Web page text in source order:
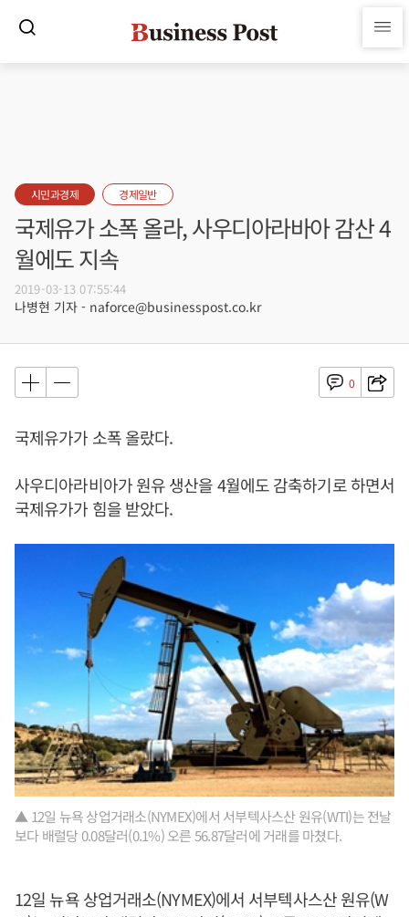
시민과경제 경제일반
국제유가 소폭 올라, 사우디아라바아 감산 4
월에도 지속
2019-03-13 07:55:44
나병현 기자 - naforce@businesspost.co.kr
0
국제유가가 소폭 올랐다.
사우디아라비아가 원유 생산을 4월에도 감축하기로 하면서
국제유가가 힘을 받았다.
▲ 12일 뉴욕 상업거래소(NYMEX)에서 서부텍사스산 원유(WTI)는 전날
보다 배럴당 0.08달러(0.1%) 오른 56.87달러에 거래를 마쳤다.
12일 뉴욕 상업거래소(NYMEX)에서 서부텍사스산 원유(W